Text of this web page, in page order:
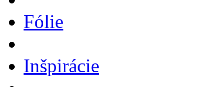
Fólie
Inšpirácie